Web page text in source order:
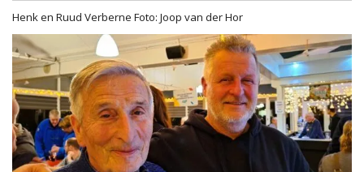
Henk en Ruud Verberne Foto: Joop van der Hor